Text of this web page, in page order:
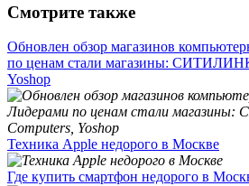
Смотрите также
Обновлен обзор магазинов
по ценам стали магазины:
Yoshop
Техника Apple недорого в Москве
Где купить смартфон недорого в